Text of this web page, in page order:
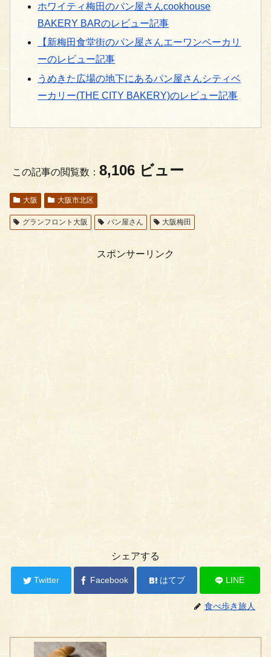
ホワイティ梅田のパン屋さんcookhouse
BAKERY BARのレビュー記事
【新梅田食堂街のパン屋さんエーワンベーカリ
ーのレビュー記事
うめきた広場の地下にあるパン屋さんシティベ
ーカリー(THE CITY BAKERY)のレビュー記事
この記事の閲覧数： 8,106 ビュー
大阪 大阪市北区
グランフロント大阪 パン屋さん 大阪梅田
スポンサーリンク
シェアする
Twitter Facebook はてブ LINE
食べ歩き旅人